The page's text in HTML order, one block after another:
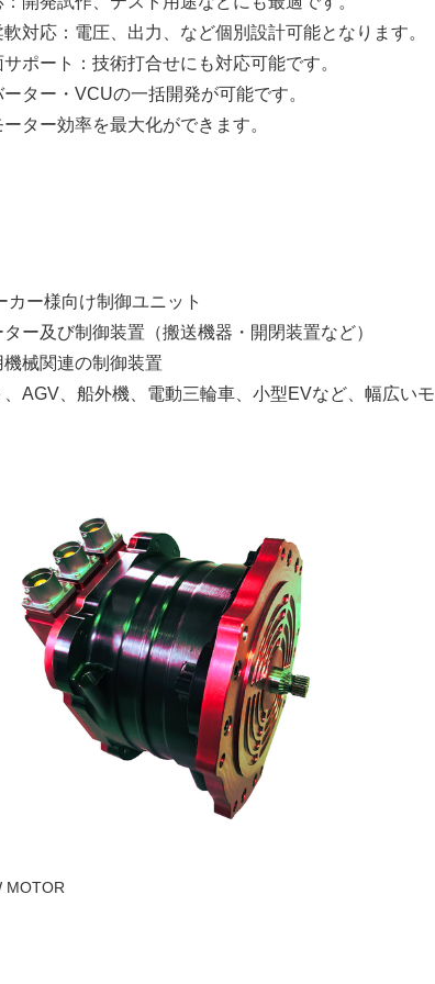
軟対応：電圧、出力、など個別設計可能となります。
サポート：技術打合せにも対応可能です。
ーター・VCUの一括開発が可能です。
ター効率を最大化ができます。
カー様向け制御ユニット
ター及び制御装置（搬送機器・開閉装置など）
機械関連の制御装置
、AGV、船外機、電動三輪車、小型EVなど、幅広い
MOTOR